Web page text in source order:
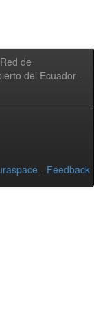
de
del Ecuador -
- Feedback